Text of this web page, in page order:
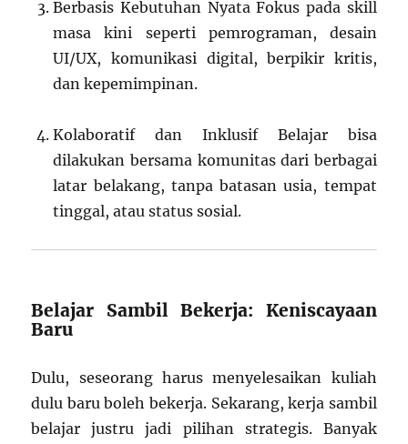
Berbasis Kebutuhan Nyata Fokus pada skill
masa kini seperti pemrograman, desain
UI/UX, komunikasi digital, berpikir kritis,
dan kepemimpinan.
Kolaboratif dan Inklusif Belajar bisa
dilakukan bersama komunitas dari berbagai
latar belakang, tanpa batasan usia, tempat
tinggal, atau status sosial.
Belajar Sambil Bekerja: Keniscayaan
Baru
Dulu, seseorang harus menyelesaikan kuliah
dulu baru boleh bekerja. Sekarang, kerja sambil
belajar justru jadi pilihan strategis. Banyak